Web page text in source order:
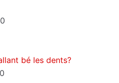
bé les dents?